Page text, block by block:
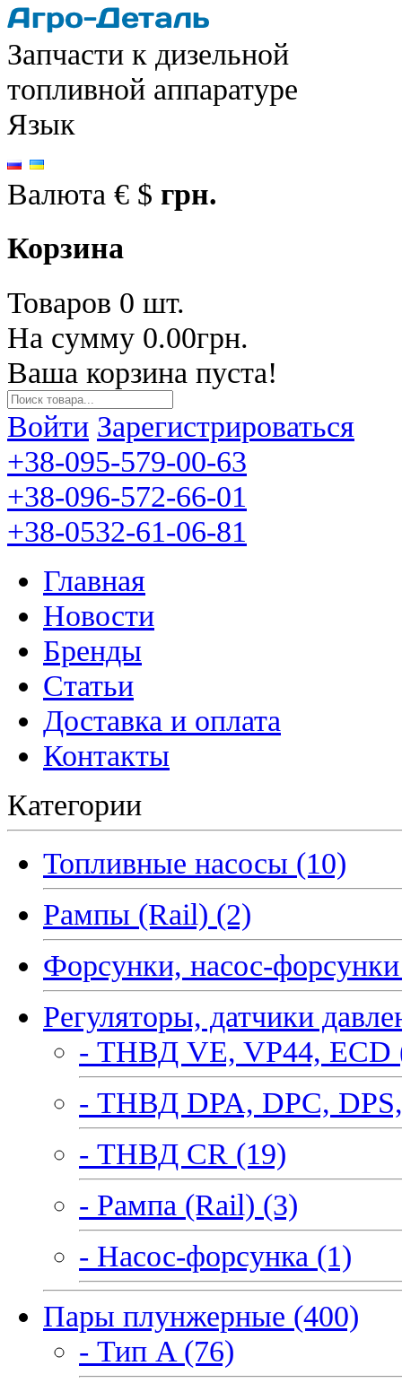
Запчасти к дизельной
топливной аппаратуре
Язык
Валюта € $ грн.
Корзина
Товаров 0 шт.
На сумму 0.00грн.
Ваша корзина пуста!
Войти Зарегистрироваться
+38-095-579-00-63
+38-096-572-66-01
+38-0532-61-06-81
Главная
Новости
Бренды
Статьи
Доставка и оплата
Контакты
Категории
Топливные насосы (10)
Рампы (Rail) (2)
Форсунки, насос-
Регуляторы, датчики
- ТНВД VE, VP44, ECD
- ТНВД DPA, DPC,
- ТНВД CR (19)
- Рампа (Rail) (3)
- Насос-форсунка (1)
Пары плунжерные (400)
- Тип A (76)